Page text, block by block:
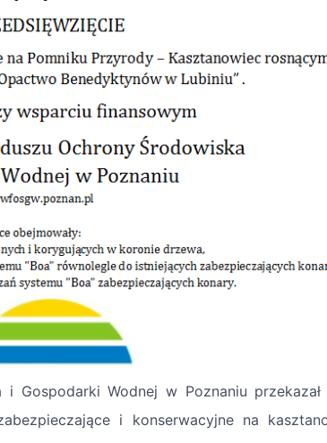
Gospodarki Wodnej w Poznaniu przekazał
i konserwacyjne na